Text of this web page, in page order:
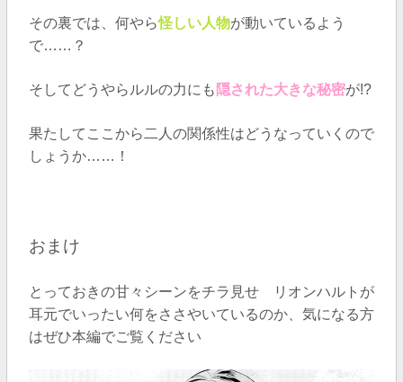
その裏では、何やら怪しい人物が動いているよう
で……？
そしてどうやらルルの力にも 隠された大きな秘密が!?
果たしてここから二人の関係性はどうなっていくので
しょうか……！
おまけ
とっておきの甘々シーンをチラ見せリオンハルトが
耳元でいったい何をささやいているのか、気になる方
はぜひ本編でご覧ください